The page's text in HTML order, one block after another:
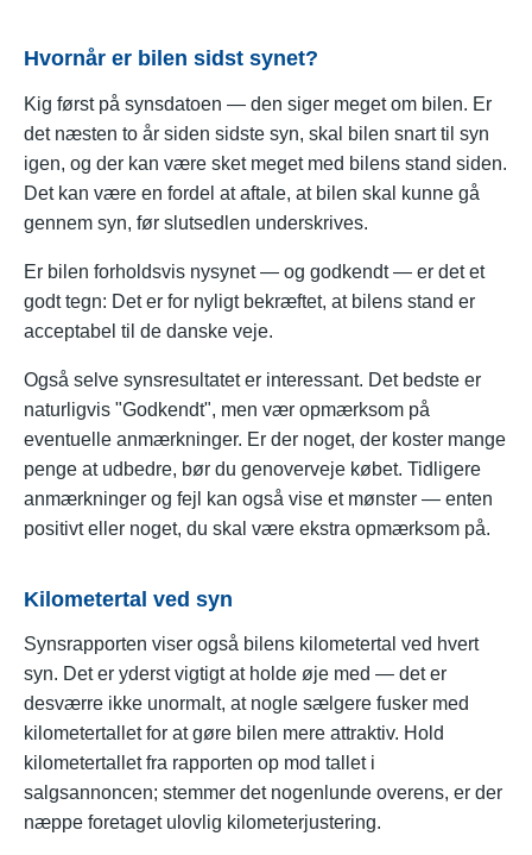
Hvornår er bilen sidst synet?
Kig først på synsdatoen — den siger meget om bilen. Er
det næsten to år siden sidste syn, skal bilen snart til syn
igen, og der kan være sket meget med bilens stand siden.
Det kan være en fordel at aftale, at bilen skal kunne gå
gennem syn, før slutsedlen underskrives.
Er bilen forholdsvis nysynet — og godkendt — er det et
godt tegn: Det er for nyligt bekræftet, at bilens stand er
acceptabel til de danske veje.
Også selve synsresultatet er interessant. Det bedste er
naturligvis "Godkendt", men vær opmærksom på
eventuelle anmærkninger. Er der noget, der koster mange
penge at udbedre, bør du genoverveje købet. Tidligere
anmærkninger og fejl kan også vise et mønster — enten
positivt eller noget, du skal være ekstra opmærksom på.
Kilometertal ved syn
Synsrapporten viser også bilens kilometertal ved hvert
syn. Det er yderst vigtigt at holde øje med — det er
desværre ikke unormalt, at nogle sælgere fusker med
kilometertallet for at gøre bilen mere attraktiv. Hold
kilometertallet fra rapporten op mod tallet i
salgsannoncen; stemmer det nogenlunde overens, er der
næppe foretaget ulovlig kilometerjustering.